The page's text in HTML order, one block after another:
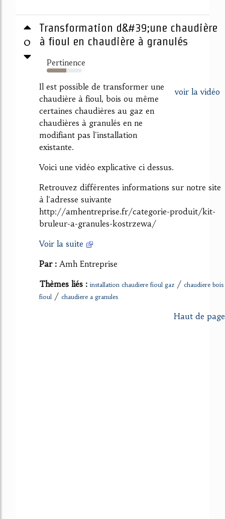
0
Transformation d&#39;une chaudière
à fioul en chaudière à granulés
Pertinence
55%
voir la vidéo
Il est possible de transformer une
chaudière à fioul, bois ou même
certaines chaudières au gaz en
chaudières à granulés en ne
modifiant pas l'installation
existante.
Voici une vidéo explicative ci dessus.
Retrouvez différentes informations sur notre site
à l'adresse suivante
http://amhentreprise.fr/categorie-produit/kit-
bruleur-a-granules-kostrzewa/
Voir la suite
Par : Amh Entreprise
Thèmes liés : installation chaudiere fioul gaz / chaudiere bois
fioul / chaudiere a granules
Haut de page